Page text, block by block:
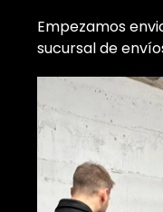
Empezamos
sucursal de